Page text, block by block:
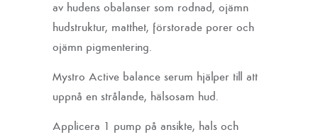
av hudens obalanser som rodnad, ojämn
hudstruktur, matthet, förstorade porer och
ojämn pigmentering.
Mystro Active balance serum hjälper till att
uppnå en strålande, hälsosam hud.
Applicera 1 pump på ansikte, hals och